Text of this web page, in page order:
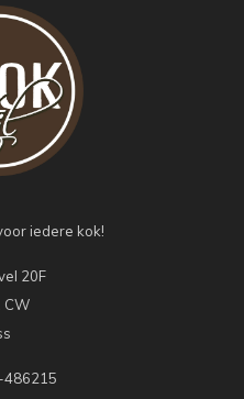
iedere kok!
20F
CW
486215